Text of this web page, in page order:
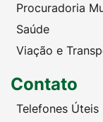
Procuradoria
Saúde
Viação e
Contato
Telefones Úteis